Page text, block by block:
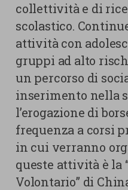
collettività e di
scolastico.
attività con
gruppi ad alto
un percorso di
inserimento nella
l’erogazione di
frequenza a corsi
in cui verranno
queste attività è la
Volontario” di